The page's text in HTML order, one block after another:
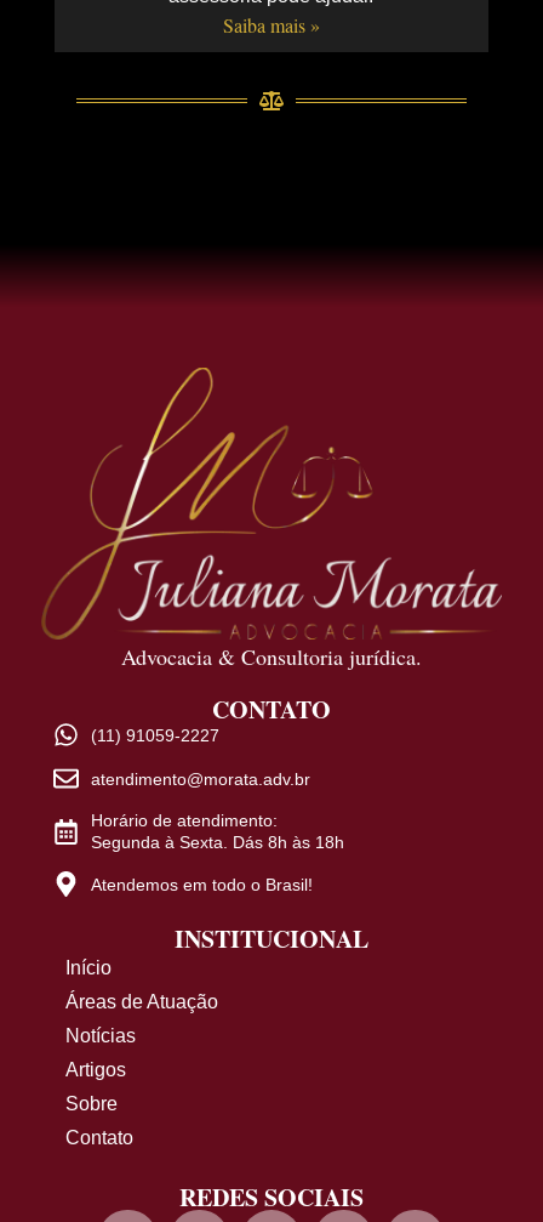
Saiba mais »
Advocacia & Consultoria jurídica.
CONTATO
(11) 91059-2227
atendimento@morata.adv.br
Horário de atendimento:
Segunda à Sexta. Dás 8h às 18h
Atendemos em todo o Brasil!
INSTITUCIONAL
Início
Áreas de Atuação
Notícias
Artigos
Sobre
Contato
REDES SOCIAIS